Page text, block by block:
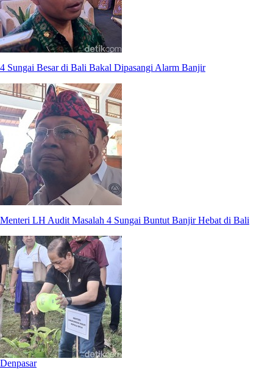
4 Sungai Besar di Bali Bakal Dipasangi Alarm Banjir
Menteri LH Audit Masalah 4 Sungai Buntut Banjir Hebat di Bali
Denpasar